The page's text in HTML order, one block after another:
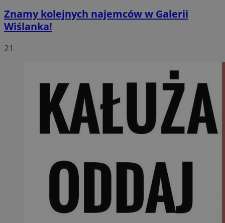
Znamy kolejnych najemców w Galerii
Wiślanka!
21